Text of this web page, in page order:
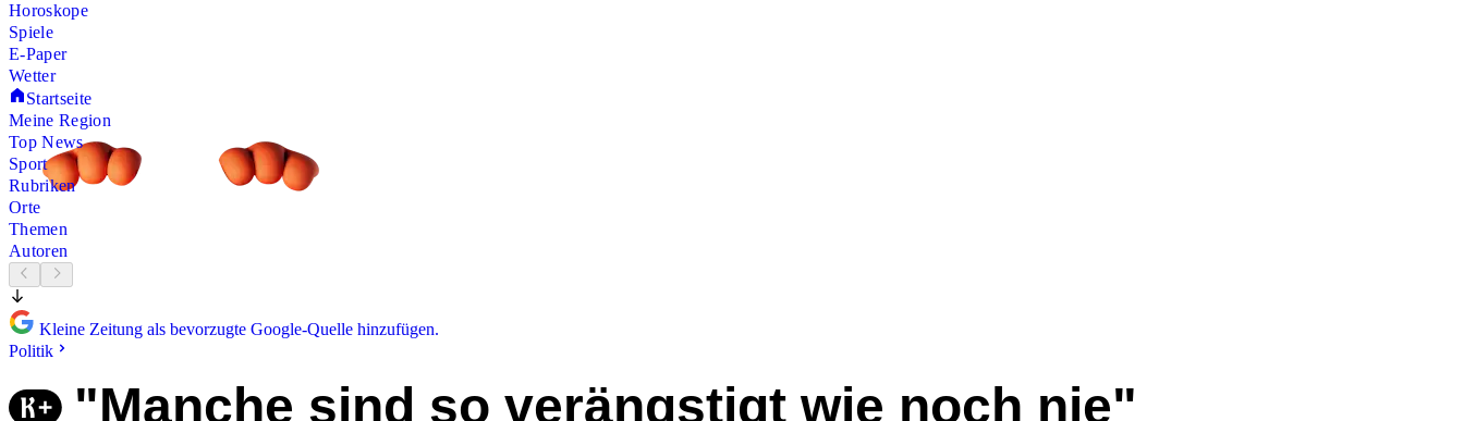
Horoskope
Spiele
E-Paper
Wetter
Startseite
Meine Region
Top News
Sport
Rubriken
Orte
Themen
Autoren
Kleine Zeitung als bevorzugte Google-Quelle hinzufügen.
Politik
"Manche sind so verängstigt wie noch nie"